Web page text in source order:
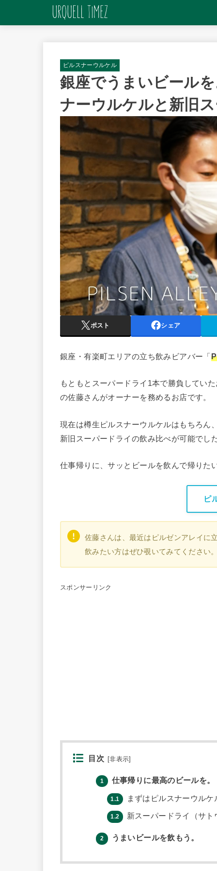
ピルスナーウルケル
銀座でうまいビール
ナーウルケルと新旧
ポスト シェア
銀座・有楽町エリアの立ち飲みビアバー「
もともとスーパードライ1本で勝負してい
の佐藤さんがオーナーを務めるお店です。
現在は樽生ピルスナーウルケルはもちろん
新旧スーパードライの飲み比べが可能でし
仕事帰りに、サッとビールを飲んで帰りた
ピ
佐藤さんは、最近はピルゼンアレイに
飲みたい方はぜひ覗いてみてください
スポンサーリンク
目次 [非表示
1 仕事帰りに最高のビールを。
1.1 まずはピルスナーウルケ
1.2 新スーパードライ（サト
2 うまいビールを飲もう。